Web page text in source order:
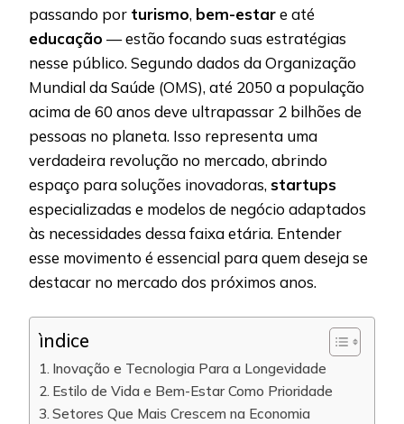
passando por turismo, bem-estare até
educação — estão focando suas estratégias
nesse público. Segundo dados da Organização
Mundial da Saúde (OMS), até 2050 a população
acima de 60 anos deve ultrapassar 2 bilhões de
pessoas no planeta. Isso representa uma
verdadeira revolução no mercado, abrindo
espaço para soluções inovadoras, startups
especializadas e modelos de negócio adaptados
às necessidades dessa faixa etária. Entender
esse movimento é essencial para quem deseja se
destacar no mercado dos próximos anos.
ìndice
Inovação e Tecnologia Para a Longevidade
Estilo de Vida e Bem-Estar Como Prioridade
Setores Que Mais Crescem na Economia